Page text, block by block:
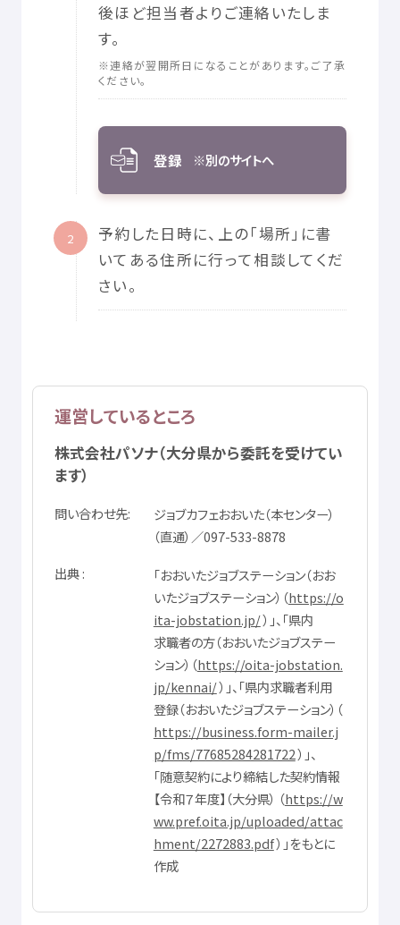
後ほど担当者よりご連絡 いたしま
す。
※連絡が翌 開所日 になることがあります。ご了承
ください。
登録 ※別のサイトへ
2 予約 した日時に、 上の「場所」に書
いてある住所に行って相談 してくだ
さい。
運営しているところ
株式会社パソナ（大分県から委託を受けてい
ます）
問い合わせ先 ジョブカフェおおいた（本センター）
（直通）／097-533-8878
出典
「おおいたジョブステーション（おお
いたジョブステーション）（https://o
ita-jobstation.jp/）」、「県内
求職者の方（おおいたジョブステー
ション）（https://oita-jobstation.
jp/kennai/）」、「県内求職者利用
登録（おおいたジョブステーション）（
https://business.form-mailer.j
p/fms/77685284281722）」、
「随意契約により締結した契約情報
【令和７年度】（大分県） （https://w
ww.pref.oita.jp/uploaded/attac
hment/2272883.pdf）」をもとに
作成